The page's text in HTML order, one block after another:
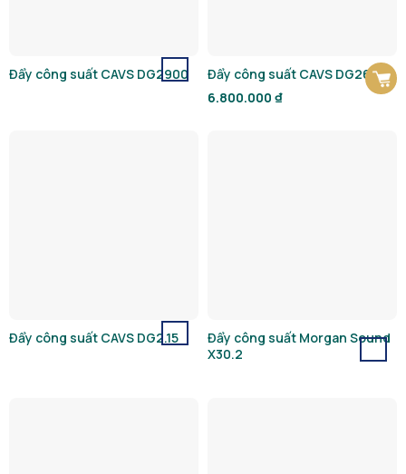
Đẩy công suất CAVS DG2900
Đẩy công suất CAVS DG2600
6.800.000 ₫
Đẩy công suất CAVS DG2.15
Đẩy công suất Morgan Sound
X30.2